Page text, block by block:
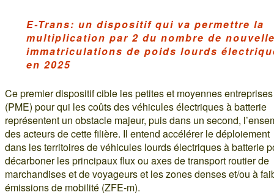
E-Trans: un dispositif qui va permettre la
multiplication par 2 du nombre de
immatriculations de poids lourds
en 2025
Ce premier dispositif cible les petites et moyennes entreprises
(PME) pour qui les coûts des véhicules électriques à batterie
représentent un obstacle majeur, puis dans un second,
des acteurs de cette filière. Il entend accélérer le déploiement
dans les territoires de véhicules lourds électriques à batterie
décarboner les principaux flux ou axes de transport routier de
marchandises et de voyageurs et les zones denses et/ou à
émissions de mobilité (ZFE-m).